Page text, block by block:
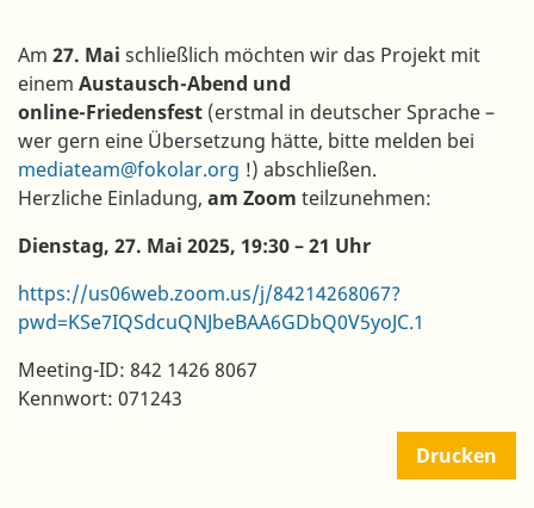
Am 27. Mai schließlich möchten wir das Projekt mit
einem Austausch-Abend und
online-Friedensfest (erstmal in deutscher Sprache –
wer gern eine Übersetzung hätte, bitte melden bei
mediateam@fokolar.org !) abschließen.
Herzliche Einladung, am Zoom teilzunehmen:
Dienstag, 27. Mai 2025, 19:30 – 21 Uhr
https://us06web.zoom.us/j/84214268067?
pwd=KSe7IQSdcuQNJbeBAA6GDbQ0V5yoJC.1
Meeting-ID: 842 1426 8067
Kennwort: 071243
Drucken